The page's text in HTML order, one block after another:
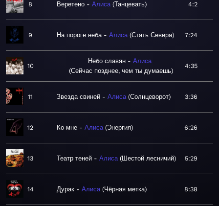
8 Веретено Алиса Танцевать 4:2
9 На пороге неба Алиса Стать Севера 7:24
10
Небо славян
Алиса
Сейчас позднее, чем ты думаешь
4:35
11 Звезда свиней Алиса Солнцеворот 3:36
12 Ко мне Алиса Энергия 6:26
13 Театр теней Алиса Шестой лесничий 5:29
14 Дурак Алиса Чёрная метка 8:38